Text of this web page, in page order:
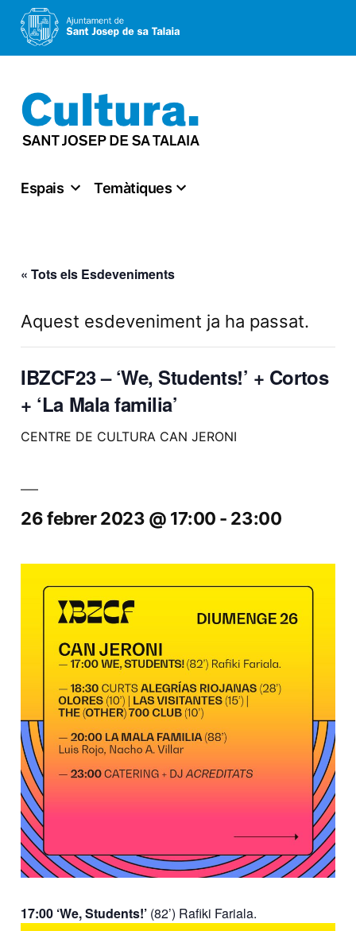
al
contingut
Espais Temàtiques
« Tots els Esdeveniments
Aquest esdeveniment ja ha passat.
IBZCF23 – ‘We, Students!’ + Cortos
+ ‘La Mala familia’
CENTRE DE CULTURA CAN JERONI
26 febrer 2023 @ 17:00 - 23:00
17:00 ‘We, Students!’ (82’) Rafiki Fariala.